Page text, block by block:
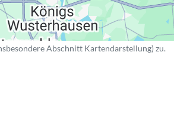
Abschnitt Kartendarstellung) zu.